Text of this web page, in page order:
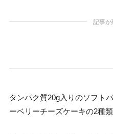
記事が
タンパク質20g入りのソフト
ーベリーチーズケーキの2種